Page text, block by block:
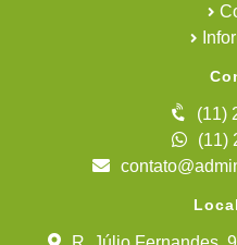
(11)
(11)